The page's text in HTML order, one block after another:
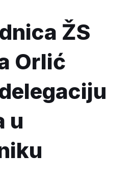
ŽS
Orlić
u